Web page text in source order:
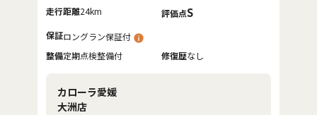
走行距離24km 評価点S
保証ロングラン保証付
整備定期点検整備付 修復歴なし
カローラ愛媛
大洲店